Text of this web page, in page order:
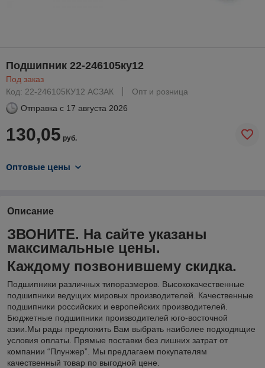
Подшипник 22-246105ку12
Под заказ
Код: 22-246105КУ12 АСЗАК
Опт и розница
Отправка с 17 августа 2026
130,05 руб.
Оптовые цены
Описание
ЗВОНИТЕ. На сайте указаны
максимальные цены.
Каждому позвонившему скидка.
Подшипники различных типоразмеров. Высококачественные
подшипники ведущих мировых производителей. Качественные
подшипники российских и европейских производителей.
Бюджетные подшипники производителей юго-восточной
азии.Мы рады предложить Вам выбрать наиболее подходящие
условия оплаты. Прямые поставки без лишних затрат от
компании “Плунжер”. Мы предлагаем покупателям
качественный товар по выгодной цене.